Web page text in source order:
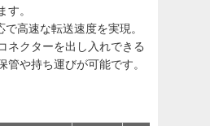
す。
高速な転送速度を実現。
ネクターを出し入れできる
管や持ち運びが可能です。